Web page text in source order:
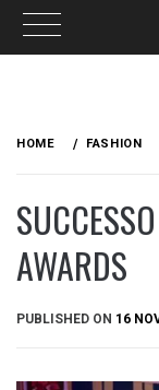
HOME FASHION
AWARDS
PUBLISHED ON 16